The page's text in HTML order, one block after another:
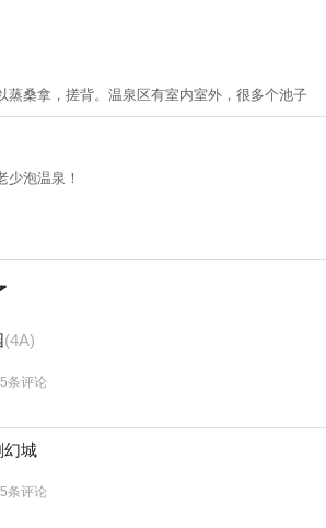
蒸桑拿，搓背。温泉区有室内室外，很多个池子
泡温泉！
(4A)
条评论
幻城
条评论